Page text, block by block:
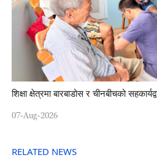
शिक्षा क्षेत्रमा बारबाडोस र चीनबीचको
07-Aug-2026
RELATED NEWS